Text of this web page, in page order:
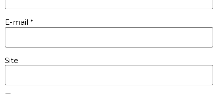
E-mail *
Site